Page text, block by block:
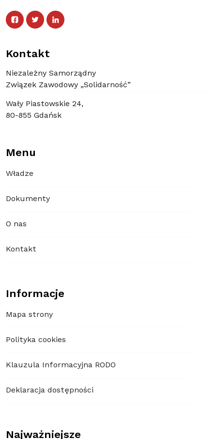
Facebook Facebook
TwitterTwitter
Linked In
Kontakt
Niezależny Samorządny
Związek Zawodowy „Solidarność”
Wały Piastowskie 24,
80-855 Gdańsk
Menu
Władze
Dokumenty
O nas
Kontakt
Informacje
Mapa strony
Polityka cookies
Klauzula Informacyjna RODO
Deklaracja dostępności
Najważniejsze